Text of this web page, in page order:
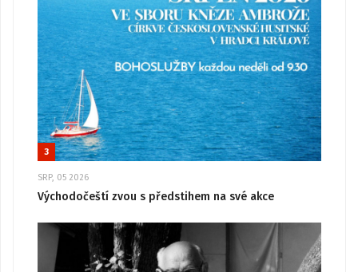
3
SRP, 05 2026
Východočeští zvou s předstihem na své akce